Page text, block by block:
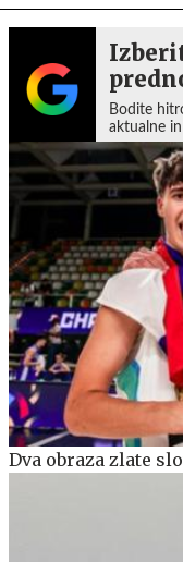
Bodite
aktualne
Dva obraza zlate